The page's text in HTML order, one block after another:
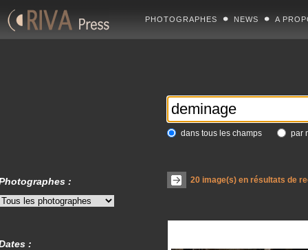
PHOTOGRAPHES NEWS A
dans tous les champs par
20image(s) en résultats de
:
: